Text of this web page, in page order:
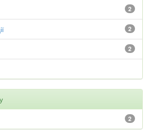
2
2
2
2